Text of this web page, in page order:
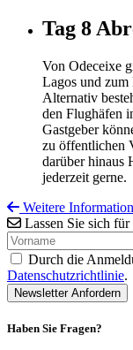
Tag 8
Von Odeceixe
Lagos und zum
Alternativ
den Flughäfen
Gastgeber
zu öffentlichen
darüber hinaus
jederzeit gerne.
Weitere
Lassen Sie sich
Durch die
Datenschutzrichtlinie.
Haben Sie Fragen?